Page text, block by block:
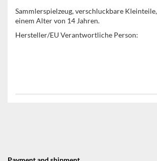
Sammlerspielzeug, verschluckbare
einem Alter von 14 Jahren.
Hersteller/EU Verantwortliche Person: